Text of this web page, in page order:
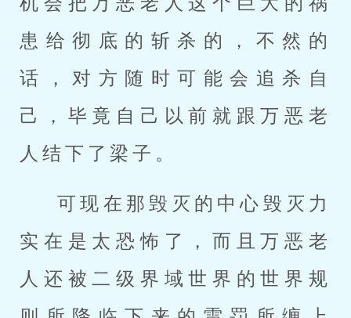
患给彻底的斩杀的，不然的
话，对方随时可能会追杀自
己，毕竟自己以前就跟万恶老
人结下了梁子。
可现在那毁灭的中心毁灭力
实在是太恐怖了，而且万恶老
人还被二级界域世界的世界规